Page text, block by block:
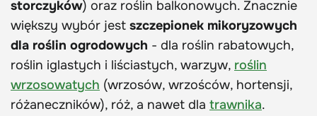
storczyków) oraz roślin balkonowych. Znacznie
większy wybór jest szczepionek mikoryzowych
dla roślin ogrodowych - dla roślin rabatowych,
roślin iglastych i liściastych, warzyw, roślin
wrzosowatych (wrzosów, wrzośców, hortensji,
różaneczników), róż, a nawet dla trawnika.